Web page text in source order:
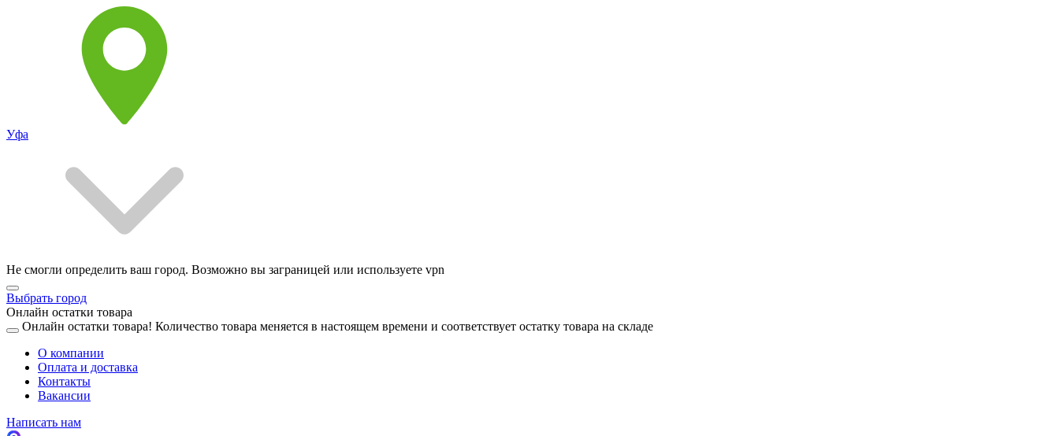
Уфа
Не смогли определить ваш город. Возможно вы заграницей или используете vpn
Выбрать город
Онлайн остатки товара
Онлайн остатки товара! Количество товара меняется в настоящем времени и соответствует остатку товара на складе
О компании
Оплата и доставка
Контакты
Вакансии
Написать нам